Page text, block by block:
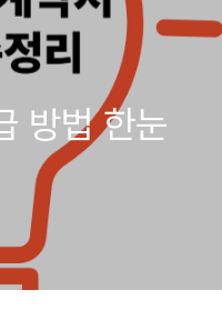
방법 한눈